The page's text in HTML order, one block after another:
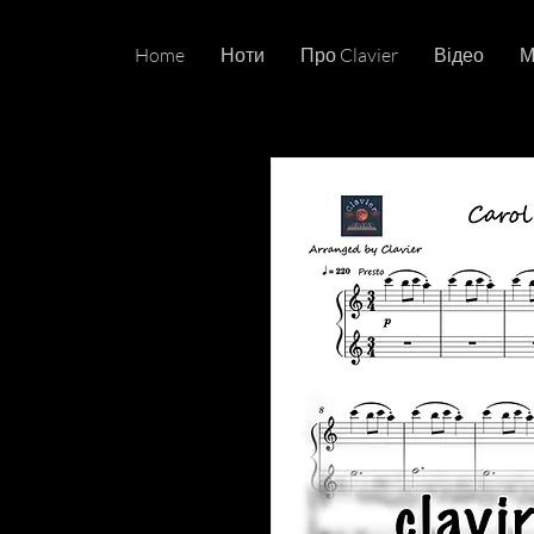
Home Ноти Про Clavier Відео